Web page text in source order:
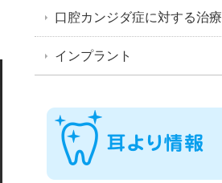
口腔カンジダ症に対する治療
インプラント